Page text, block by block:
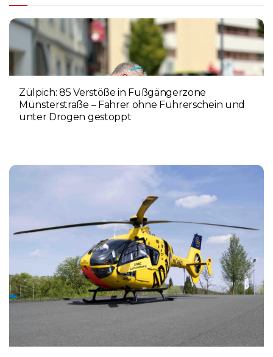
Zülpich: 85 Verstöße in Fußgängerzone
Münsterstraße – Fahrer ohne Führerschein und
unter Drogen gestoppt